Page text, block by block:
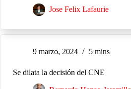
Jose Felix Lafaurie
9 marzo, 2024 5 mins
Se dilata la decisión del CNE